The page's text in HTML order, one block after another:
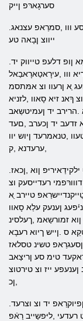
סערגָארּפ ןייק
ייווצ ןבָאה טע
ווו ,עירָאטַארָאבַאל
ַא ןרעוו וצ אמּתסמ
ךָאנ זיא סָאוו ,לזניא
.הרירב יד ןעמיטשַאב
זדעב יד ןכערב ,םעד
,טנאמרעד ןיוש יוו
,ערעדנא ,ק
רעדייסעק וצ
טיירב ַא
ןענעק עלַא סָאוו
זמורשַאמ ,ךעלסינ
ס .ןייש ךיוא רעבָא
ןסעגרַאפ טשינ טסלאז
טימ סע ןריצַאב
ןענעפע ייז וצ טירטוצ
,ןכ
רעדעי ,ליּפשַייב רַאֿפ